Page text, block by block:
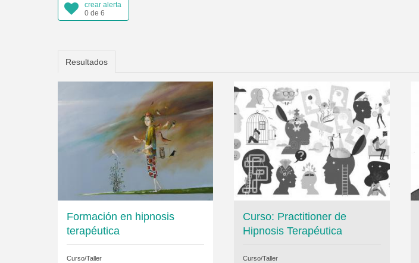
crear alerta
0 de 6
Resultados
Formación en hipnosis
terapéutica
Curso/Taller
Curso: Practitioner de
Hipnosis Terapéutica
Curso/Taller